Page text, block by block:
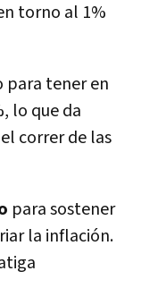
torno al 1%
para tener en
lo que da
correr de las
para sostener
la inflación.